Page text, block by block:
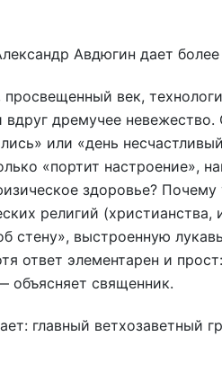
Авдюгин дает
просвещенный век,
вдруг дремучее
или «день
«портит настроение»,
здоровье?
религий
стену», выстроенную
ответ элементарен и
объясняет священник.
главный ветхозаветный